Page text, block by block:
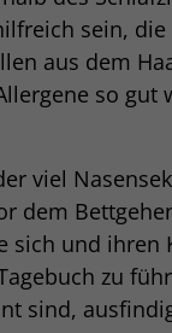
sein, die
aus dem
so gut
viel
dem
sich und ihren
zu
sind,